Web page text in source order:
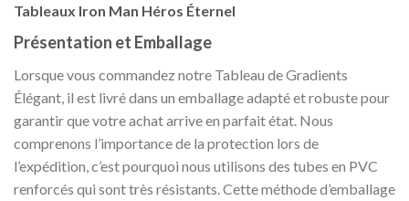
Tableaux Iron Man Héros Éternel
Présentation et Emballage
Lorsque vous commandez notre Tableau de Gradients
Élégant, il est livré dans un emballage adapté et robuste pour
garantir que votre achat arrive en parfait état. Nous
comprenons l’importance de la protection lors de
l’expédition, c’est pourquoi nous utilisons des tubes en PVC
renforcés qui sont très résistants. Cette méthode d’emballage